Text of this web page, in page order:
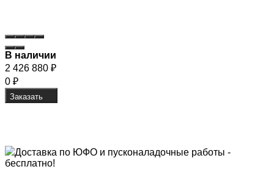
В наличии
2 426 880 ₽
0 ₽
Заказать
Доставка по ЮФО и пусконаладочные работы -
бесплатно!